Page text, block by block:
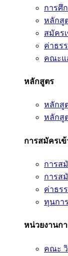
การศึ
หลักสู
สมัคร
ค่าธร
คณะแ
หลักสูตร
หลักสู
หลักสู
การสมัครเ
การส
การส
ค่าธร
ทุนกา
หน่วยงานก
คณะ